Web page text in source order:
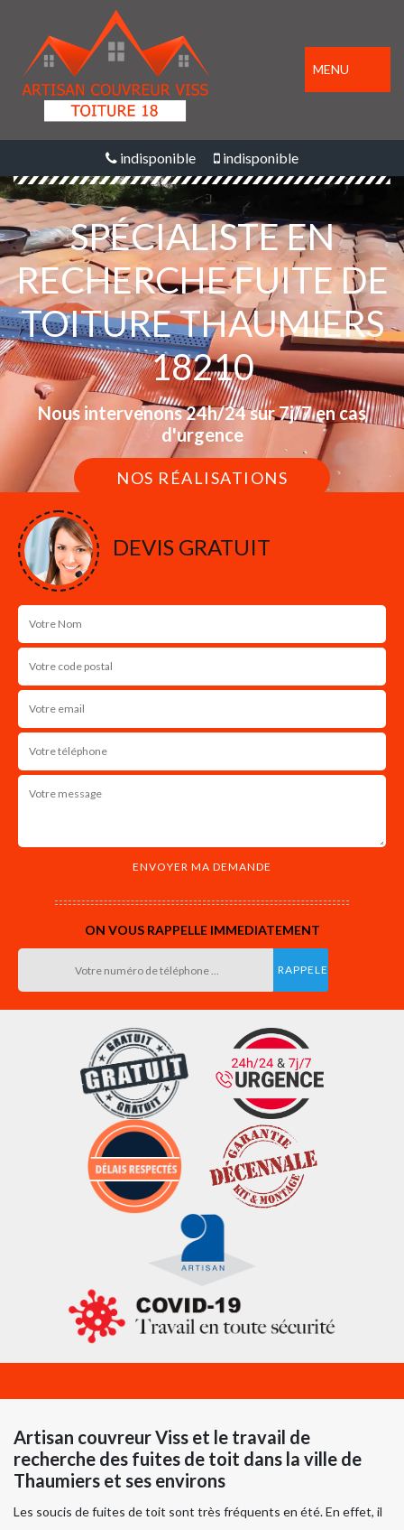
MENU
indisponible indisponible
SPÉCIALISTE EN
RECHERCHE FUITE DE
TOITURE THAUMIERS
18210
Nous intervenons 24h/24 sur 7j/7 en cas
d'urgence
NOS RÉALISATIONS
DEVIS GRATUIT
ON VOUS RAPPELLE IMMEDIATEMENT
Artisan couvreur Viss et le travail de
recherche des fuites de toit dans la ville de
Thaumiers et ses environs
Les soucis de fuites de toit sont très fréquents en été. En effet, il